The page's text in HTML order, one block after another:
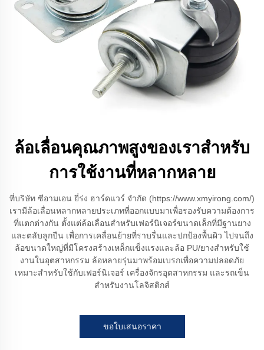
ล้อเลื่อนคุณภาพสูงของเราสำหรับ
การใช้งานที่หลากหลาย
ที่บริษัท ซีอามเอน ยี่ร่ง ฮาร์ดแวร์ จำกัด (https://www.xmyirong.com/)
เรามีล้อเลื่อนหลากหลายประเภทที่ออกแบบมาเพื่อรองรับความต้องการ
ที่แตกต่างกัน ตั้งแต่ล้อเลื่อนสำหรับเฟอร์นิเจอร์ขนาดเล็กที่มีฐานยาง
และตลับลูกปืน เพื่อการเคลื่อนย้ายที่ราบรื่นและปกป้องพื้นผิว ไปจนถึง
ล้อขนาดใหญ่ที่มีโครงสร้างเหล็กแข็งแรงและล้อ PU/ยางสำหรับใช้
งานในอุตสาหกรรม ล้อหลายรุ่นมาพร้อมเบรกเพื่อความปลอดภัย
เหมาะสำหรับใช้กับเฟอร์นิเจอร์ เครื่องจักรอุตสาหกรรม และรถเข็น
สำหรับงานโลจิสติกส์
ขอใบเสนอราคา